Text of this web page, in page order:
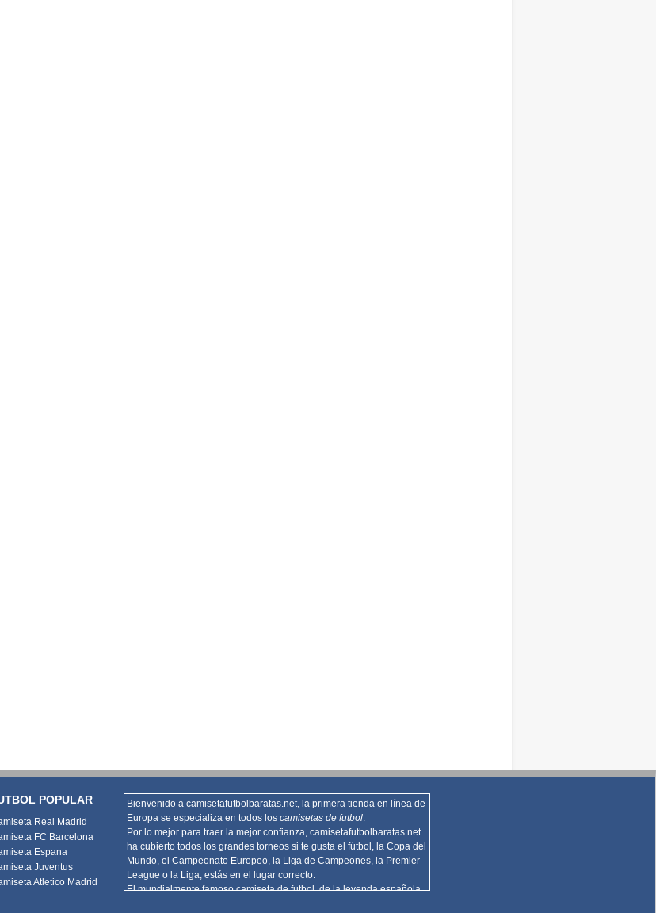
POPULAR
Real Madrid
FC Barcelona
Espana
Juventus
Atletico Madrid
Bienvenido a camisetafutbolbaratas.net, la primera tienda en línea de
Europa se especializa en todos los camisetas de futbol.
Por lo mejor para traer la mejor confianza, camisetafutbolbaratas.net
ha cubierto todos los grandes torneos si te gusta el fútbol, la Copa del
Mundo, el Campeonato Europeo, la Liga de Campeones, la Premier
League o la Liga, estás en el lugar correcto.
El mundialmente famoso camiseta de futbol, de la leyenda española